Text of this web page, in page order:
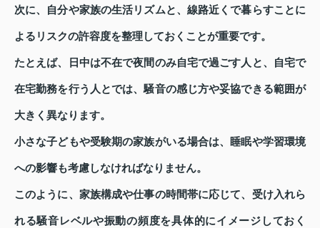
次に、自分や家族の生活リズムと、線路近くで暮らすことに
よるリスクの許容度を整理しておくことが重要です。
たとえば、日中は不在で夜間のみ自宅で過ごす人と、自宅で
在宅勤務を行う人とでは、騒音の感じ方や妥協できる範囲が
大きく異なります。
小さな子どもや受験期の家族がいる場合は、睡眠や学習環境
への影響も考慮しなければなりません。
このように、家族構成や仕事の時間帯に応じて、受け入れら
れる騒音レベルや振動の頻度を具体的にイメージしておく